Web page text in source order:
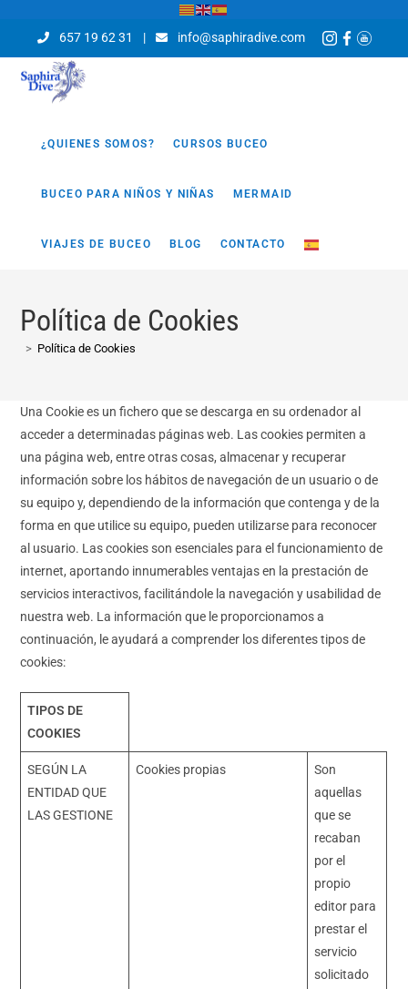
657 19 62 31 | info@saphiradive.com
¿QUIENES SOMOS? CURSOS BUCEO
BUCEO PARA NIÑOS Y NIÑAS MERMAID
VIAJES DE BUCEO BLOG CONTACTO
Política de Cookies
> Política de Cookies
Una Cookie es un fichero que se descarga en su ordenador al
acceder a determinadas páginas web. Las cookies permiten a
una página web, entre otras cosas, almacenar y recuperar
información sobre los hábitos de navegación de un usuario o de
su equipo y, dependiendo de la información que contenga y de la
forma en que utilice su equipo, pueden utilizarse para reconocer
al usuario. Las cookies son esenciales para el funcionamiento de
internet, aportando innumerables ventajas en la prestación de
servicios interactivos, facilitándole la navegación y usabilidad de
nuestra web. La información que le proporcionamos a
continuación, le ayudará a comprender los diferentes tipos de
cookies:
TIPOS DE
COOKIES
SEGÚN LA
ENTIDAD QUE
LAS GESTIONE
Cookies propias
Son
aquellas
que se
recaban
por el
propio
editor para
prestar el
servicio
solicitado